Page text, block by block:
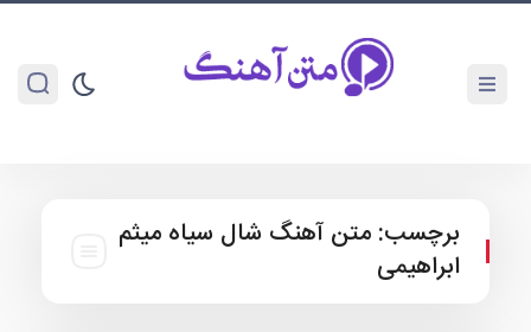
برچسب: متن آهنگ شال سیاه میثم
ابراهیمی